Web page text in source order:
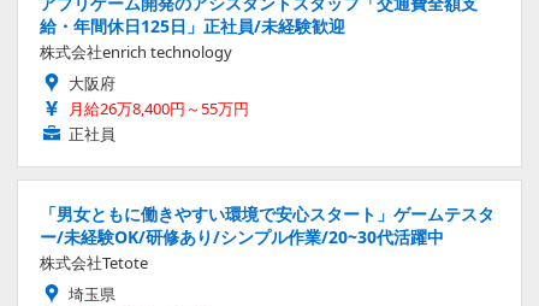
給・年間休日125日」正社員/未経験歓迎
株式会社enrich technology
大阪府
月給26万8,400円～55万円
正社員
「男女ともに働きやすい環境で安心スタート」ゲームテスタ
ー/未経験OK/研修あり/シンプル作業/20~30代活躍中
株式会社Tetote
埼玉県